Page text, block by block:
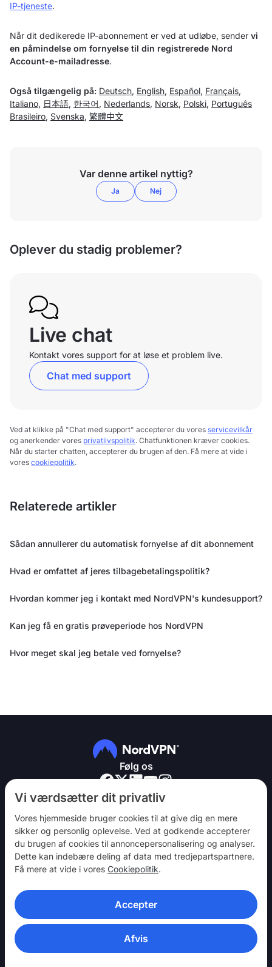
Vi værdsætter dit privatliv
Vores hjemmeside bruger cookies til at give dig en mere
sikker og personlig oplevelse. Ved at godkende accepterer
du brugen af ​​cookies til annoncepersonalisering og analyser.
Dette kan indebære deling af data med tredjepartspartnere.
Få mere at vide i vores Cookiepolitik.
Accepter
Afvis
IP-tjeneste.
Når dit dedikerede IP-abonnement er ved at udløbe, sender vi
en påmindelse om fornyelse til din registrerede Nord
Account-e-mailadresse.
Også tilgængelig på: Deutsch, English, Español, Français,
Italiano, 日本語, 한국어 , Nederlands, Norsk, Polski, Português
Brasileiro, Svenska, 繁體中文
Var denne artikel nyttig?
Ja Nej
Oplever du stadig problemer?
Live chat
Kontakt vores support for at løse et problem live.
Chat med support
Ved at klikke på "Chat med support" accepterer du vores servicevilkår
og anerkender vores privatlivspolitik. Chatfunktionen kræver cookies.
Når du starter chatten, accepterer du brugen af den. Få mere at vide i
vores cookiepolitik.
Relaterede artikler
Sådan annullerer du automatisk fornyelse af dit abonnement
Hvad er omfattet af jeres tilbagebetalingspolitik?
Hvordan kommer jeg i kontakt med NordVPN's kundesupport?
Kan jeg få en gratis prøveperiode hos NordVPN
Hvor meget skal jeg betale ved fornyelse?
Følg os
NordVPN
Vær med
Hjælp
Opdag
VPN-APPS